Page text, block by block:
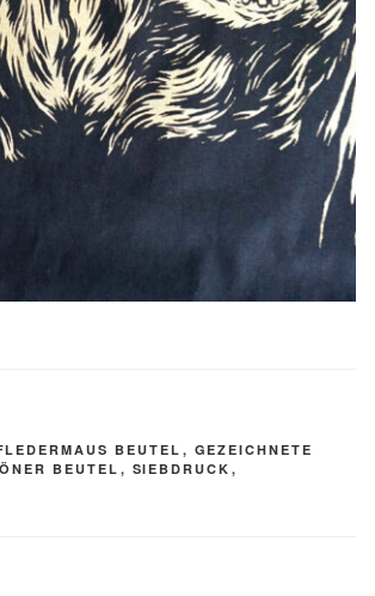
BEUTEL , GEZEICHNETE
BEUTEL , SIEBDRUCK ,